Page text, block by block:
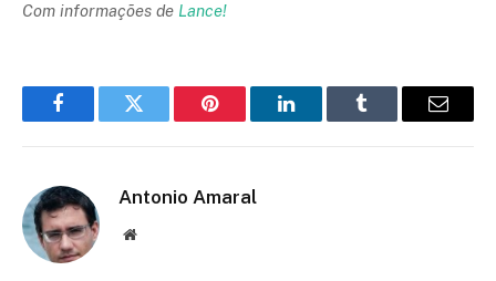
Com informações de Lance!
FacebookTwitter Pinterest LinkedInTumblr Email
Antonio Amaral
Website